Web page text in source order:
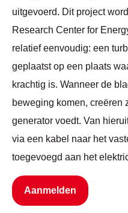
uitgevoerd. Dit project
Research Center for
relatief eenvoudig: een
geplaatst op een plaats
krachtig is. Wanneer de
beweging komen, creëren
generator voedt. Van
via een kabel naar het
toegevoegd aan het
Aanmelden